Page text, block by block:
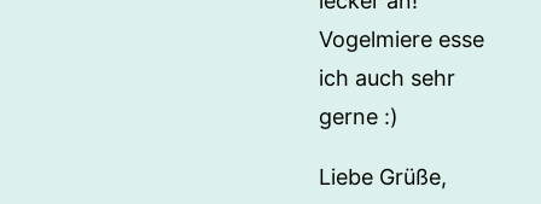
Vogelmiere esse
ich auch sehr
gerne :)
Liebe Grüße,